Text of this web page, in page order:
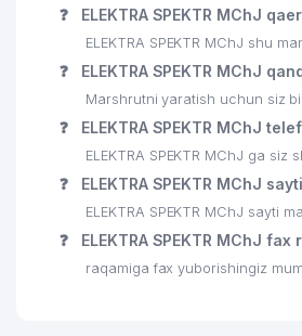
❓ ELEKTRA SPEKTR MChJ
ELEKTRA SPEKTR MChJ shu
❓ ELEKTRA SPEKTR MChJ
Marshrutni yaratish uchun siz
❓ ELEKTRA SPEKTR MChJ
ELEKTRA SPEKTR MChJ ga
❓ ELEKTRA SPEKTR MChJ
ELEKTRA SPEKTR MChJ sayti
❓ ELEKTRA SPEKTR MChJ fax
raqamiga fax yuborishingiz